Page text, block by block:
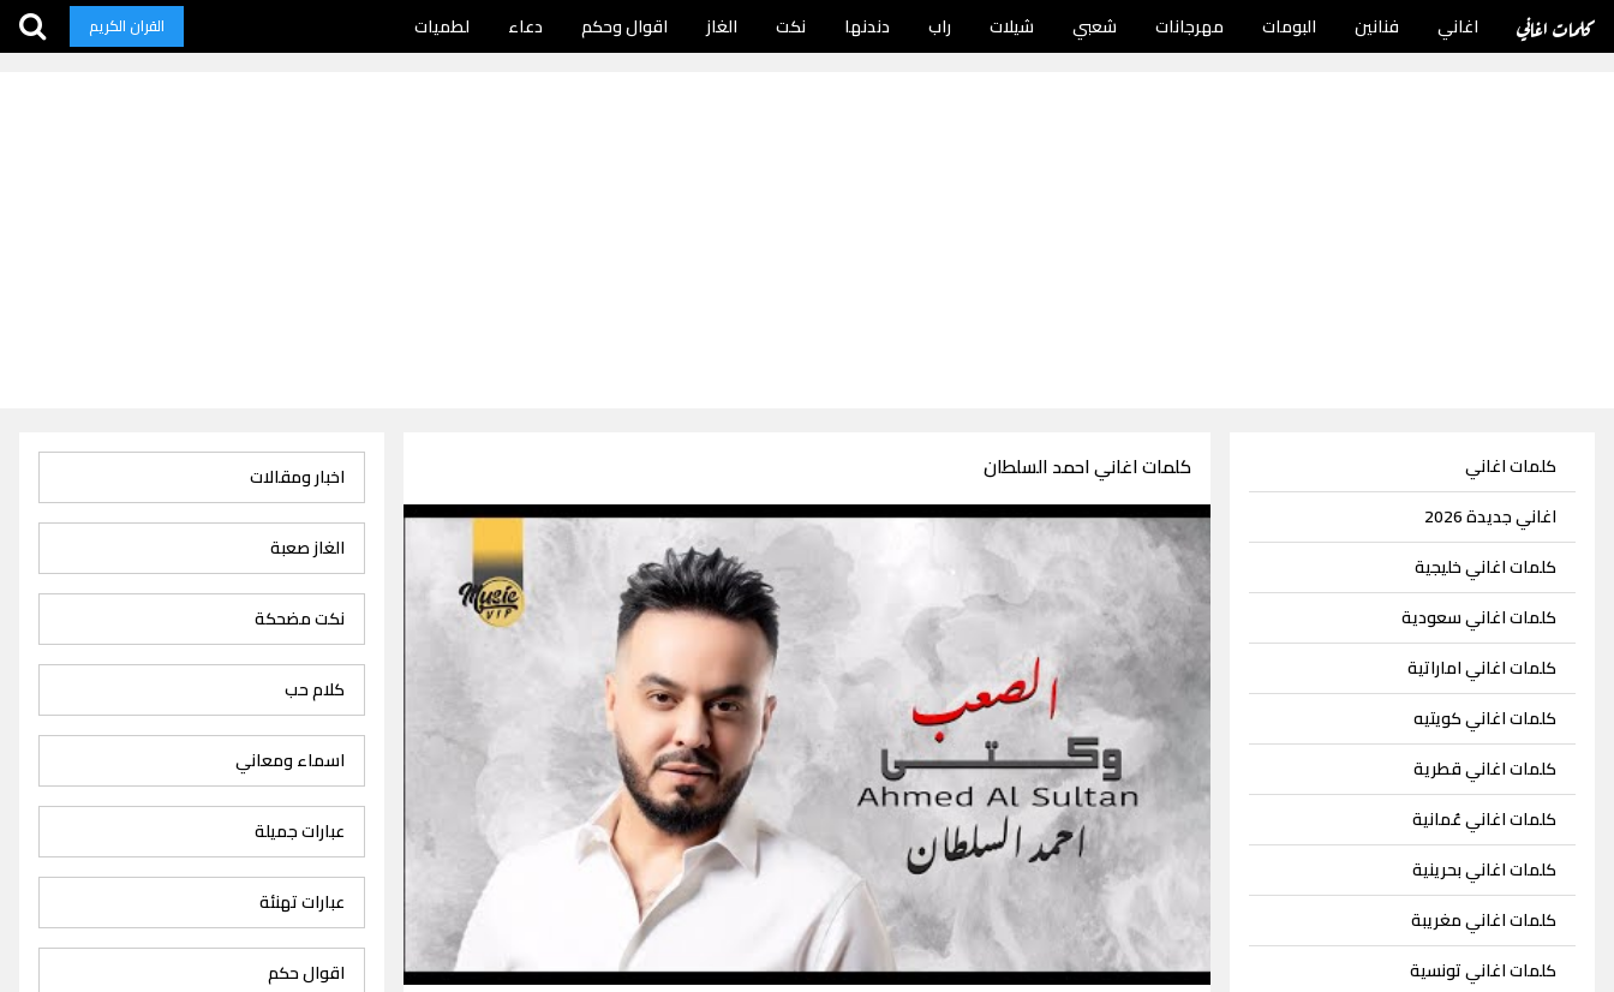
كلمات اغاني اغاني فنانين البومات مهرجانات شعبي شيلات راب دندنها نكت الغاز اقوال وحكم دعاء لطميات القران الكريم
كلمات اغاني
اغاني جديدة 2026
كلمات اغاني خليجية
كلمات اغاني سعودية
كلمات اغاني اماراتية
كلمات اغاني كويتيه
كلمات اغاني قطرية
كلمات اغاني عُمانية
كلمات اغاني بحرينية
كلمات اغاني مغريبة
كلمات اغاني تونسية
كلمات اغاني احمد السلطان
كلمات اغاني احمد السلطان
اخبار ومقالات
الغاز صعبة
نكت مضحكة
كلام حب
اسماء ومعاني
عبارات جميلة
عبارات تهنئة
اقوال حكم